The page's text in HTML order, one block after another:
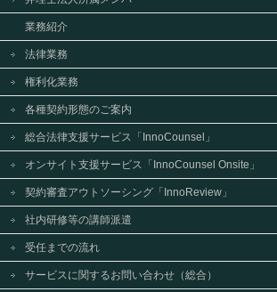
業務紹介
法律業務
権利化業務
各種契約形態のご案内
総合法律支援サービス「InnoCounsel」
オンサイト支援サービス「InnoCounsel Onsite」
契約審査アウトソーシング「InnoReview」
社内研修等の講師派遣
受任までの流れ
サービスに関するお問い合わせ（総合）